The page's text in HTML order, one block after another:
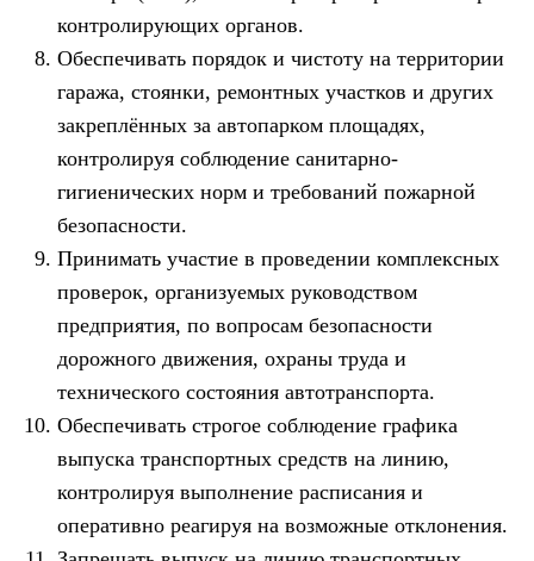
контролирующих органов.
Обеспечивать порядок и чистоту на территории
гаража, стоянки, ремонтных участков и других
закреплённых за автопарком площадях,
контролируя соблюдение санитарно-
гигиенических норм и требований пожарной
безопасности.
Принимать участие в проведении комплексных
проверок, организуемых руководством
предприятия, по вопросам безопасности
дорожного движения, охраны труда и
технического состояния автотранспорта.
Обеспечивать строгое соблюдение графика
выпуска транспортных средств на линию,
контролируя выполнение расписания и
оперативно реагируя на возможные отклонения.